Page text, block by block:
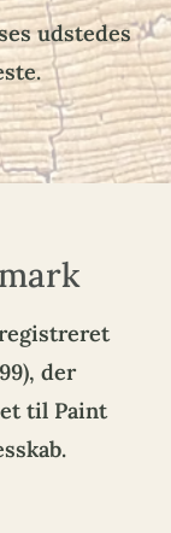
udstedes
der
til Paint